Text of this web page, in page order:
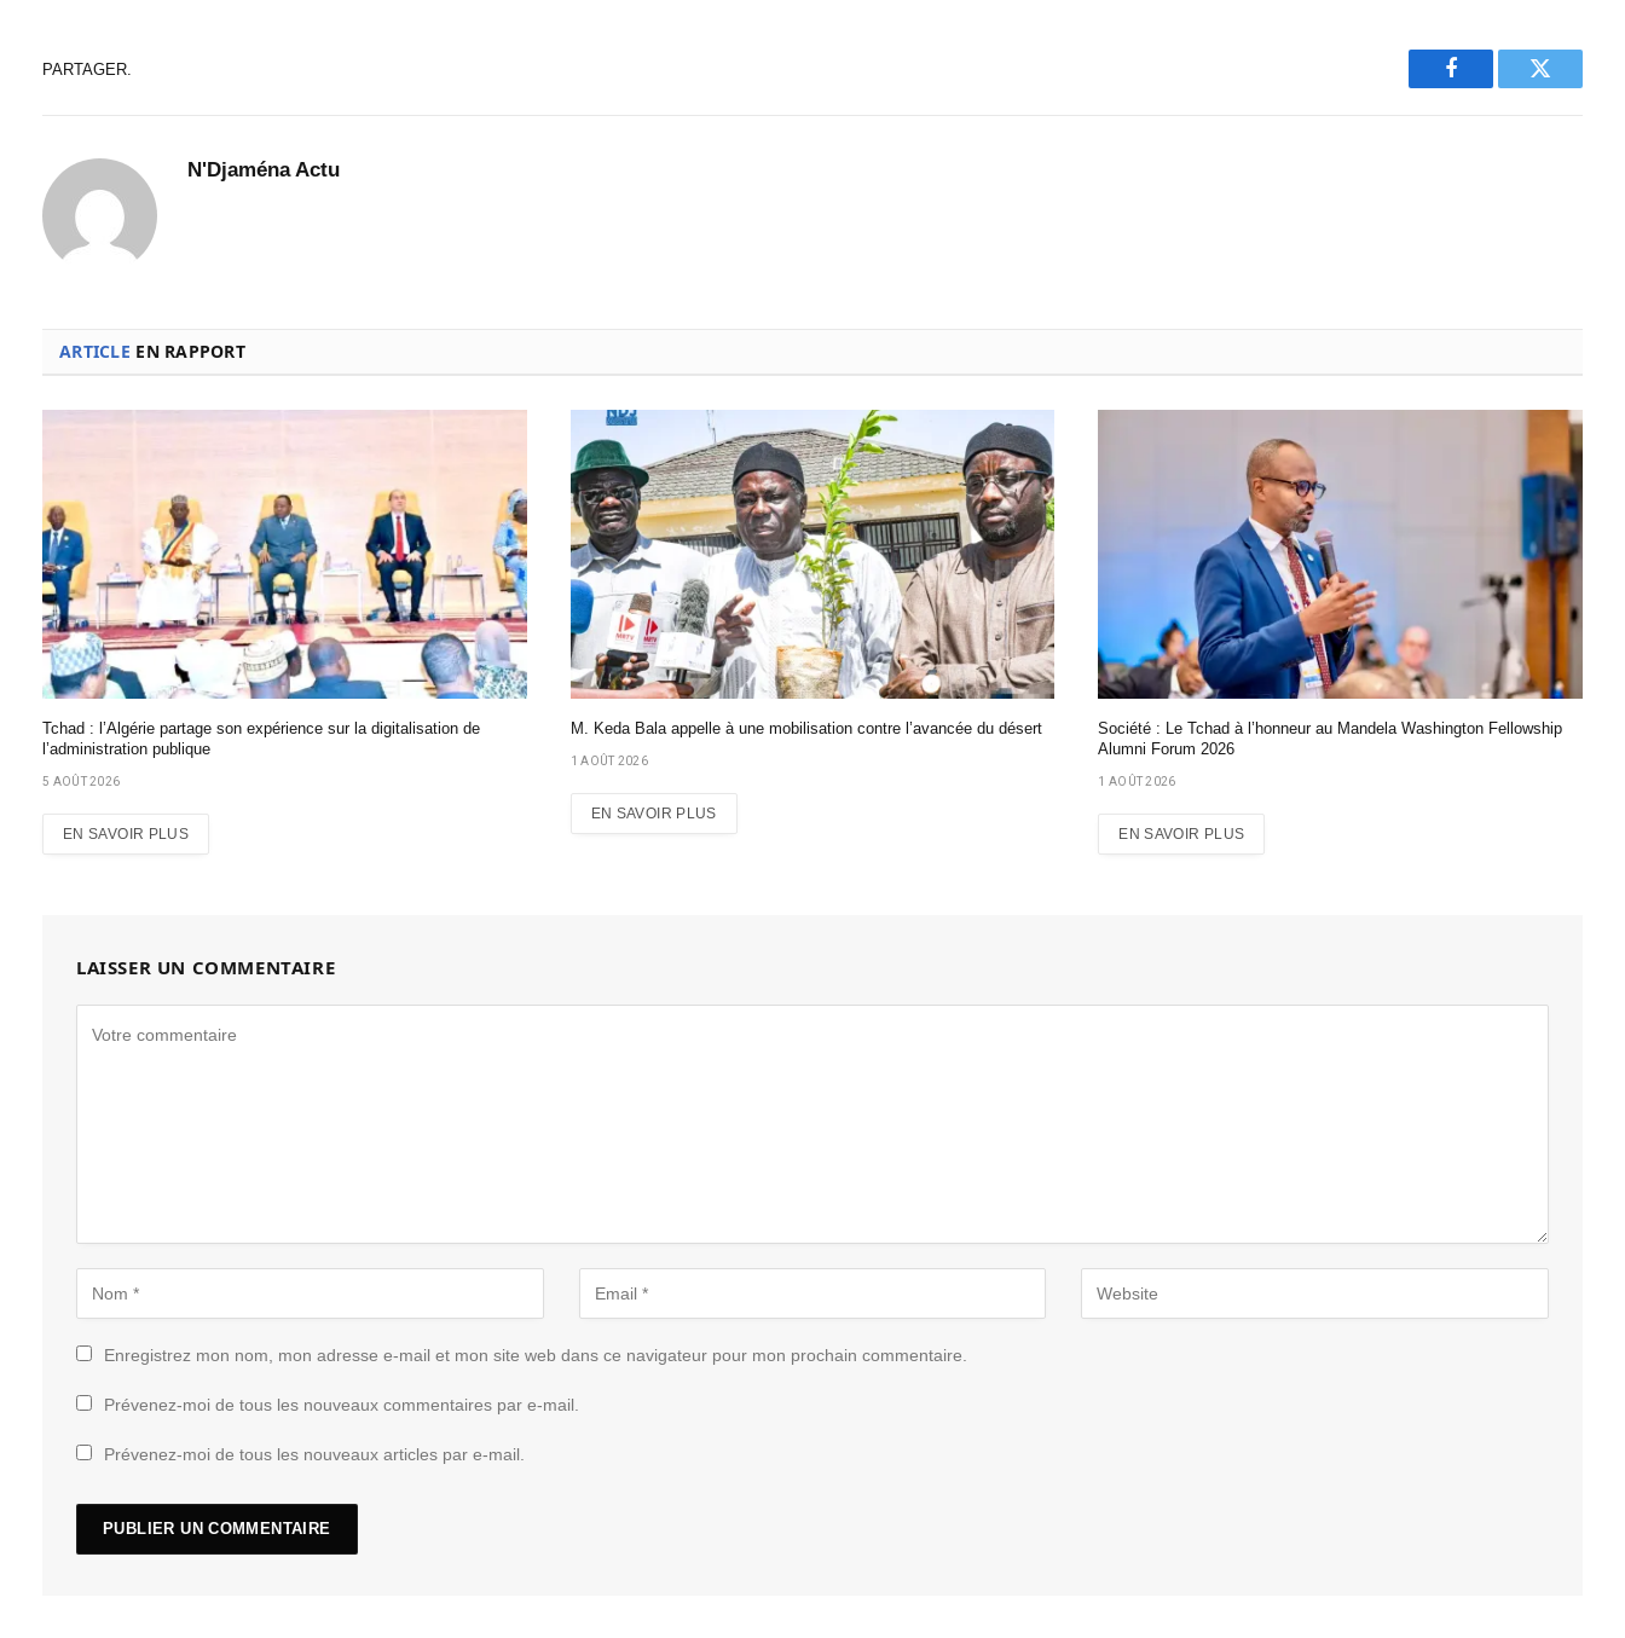
PARTAGER.
Facebook Twitter
N'Djaména Actu
ARTICLE EN RAPPORT
Tchad : l’Algérie partage son expérience sur la digitalisation de
l’administration publique
5 AOÛT 2026
EN SAVOIR PLUS
M. Keda Bala appelle à une mobilisation contre l’avancée du désert
1 AOÛT 2026
EN SAVOIR PLUS
Société : Le Tchad à l’honneur au Mandela Washington Fellowship
Alumni Forum 2026
1 AOÛT 2026
EN SAVOIR PLUS
LAISSER UN COMMENTAIRE
Enregistrez mon nom, mon adresse e-mail et mon site web dans ce navigateur pour mon prochain commentaire.
Prévenez-moi de tous les nouveaux commentaires par e-mail.
Prévenez-moi de tous les nouveaux articles par e-mail.